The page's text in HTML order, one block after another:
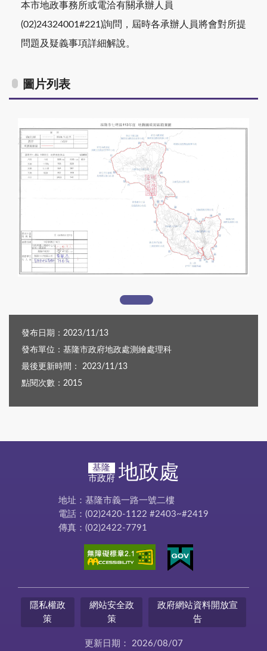
本市地政事務所或電洽有關承辦人員
(02)24324001#221)詢問，屆時各承辦人員將會對所提
問題及疑義事項詳細解說。
圖片列表
重測範圍圖
發布日期：2023/11/13
發布單位：基隆市政府地政處測繪處理科
最後更新時間： 2023/11/13
點閱次數：2015
基隆
市政府 地政處
地址：基隆市義一路一號二樓
電話：(02)2420-1122 #2403~#2419
傳真：(02)2422-7791
隱私權政
策
網站安全政
策
政府網站資料開放宣
告
更新日期： 2026/08/07